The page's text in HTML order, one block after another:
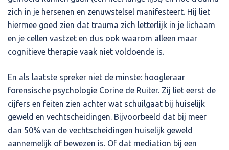
zich in je hersenen en zenuwstelsel manifesteert. Hij liet
hiermee goed zien dat trauma zich letterlijk in je lichaam
en je cellen vastzet en dus ook waarom alleen maar
cognitieve therapie vaak niet voldoende is.
En als laatste spreker niet de minste: hoogleraar
forensische psychologie Corine de Ruiter. Zij liet eerst de
cijfers en feiten zien achter wat schuilgaat bij huiselijk
geweld en vechtscheidingen. Bijvoorbeeld dat bij meer
dan 50% van de vechtscheidingen huiselijk geweld
aannemelijk of bewezen is. Of dat mediation bij een